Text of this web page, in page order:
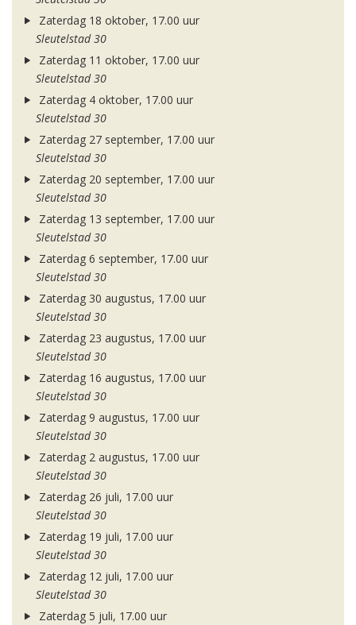
Zaterdag 18 oktober, 17.00 uur
Sleutelstad 30
Zaterdag 11 oktober, 17.00 uur
Sleutelstad 30
Zaterdag 4 oktober, 17.00 uur
Sleutelstad 30
Zaterdag 27 september, 17.00 uur
Sleutelstad 30
Zaterdag 20 september, 17.00 uur
Sleutelstad 30
Zaterdag 13 september, 17.00 uur
Sleutelstad 30
Zaterdag 6 september, 17.00 uur
Sleutelstad 30
Zaterdag 30 augustus, 17.00 uur
Sleutelstad 30
Zaterdag 23 augustus, 17.00 uur
Sleutelstad 30
Zaterdag 16 augustus, 17.00 uur
Sleutelstad 30
Zaterdag 9 augustus, 17.00 uur
Sleutelstad 30
Zaterdag 2 augustus, 17.00 uur
Sleutelstad 30
Zaterdag 26 juli, 17.00 uur
Sleutelstad 30
Zaterdag 19 juli, 17.00 uur
Sleutelstad 30
Zaterdag 12 juli, 17.00 uur
Sleutelstad 30
Zaterdag 5 juli, 17.00 uur